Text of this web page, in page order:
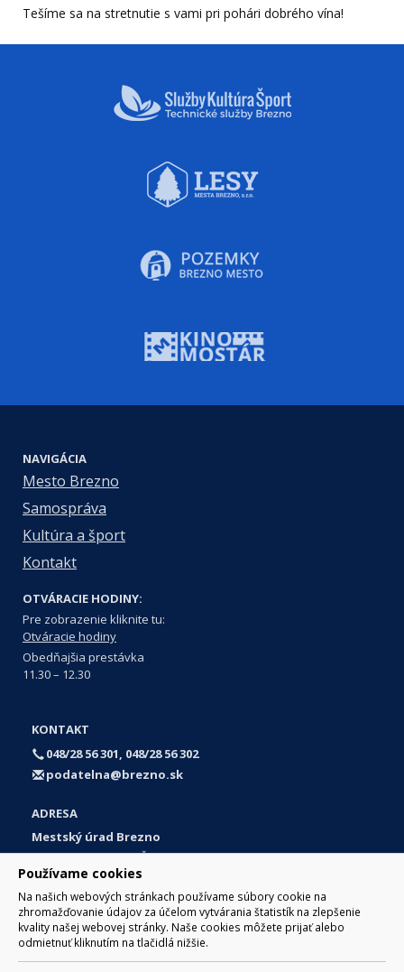
Používame cookies
Na našich webových stránkach používame súbory cookie na
zhromažďovanie údajov za účelom vytvárania štatistík na zlepšenie
kvality našej webovej stránky. Naše cookies môžete prijať alebo
odmietnuť kliknutím na tlačidlá nižšie.
Tešíme sa na stretnutie s vami pri pohári dobrého vína!
NAVIGÁCIA
Mesto Brezno
Samospráva
Kultúra a šport
Kontakt
OTVÁRACIE HODINY:
Pre zobrazenie kliknite tu:
Otváracie hodiny
Obedňajšia prestávka
11.30 – 12.30
KONTAKT
048/28 56 301, 048/28 56 302
podatelna@brezno.sk
ADRESA
Mestský úrad Brezno
Námestie gen. M. R. Štefánika 1
977 01 Brezno
Slovakia (Slovak Republic)